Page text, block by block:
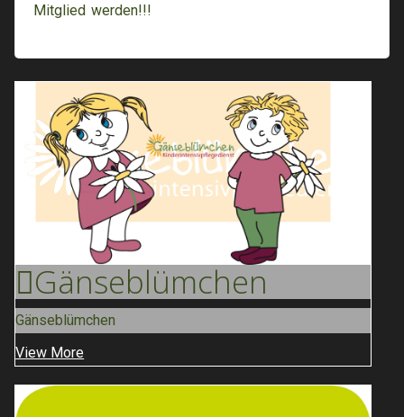
Mitglied werden!!!
GänseBlümchen
Gänseblümchen
View More